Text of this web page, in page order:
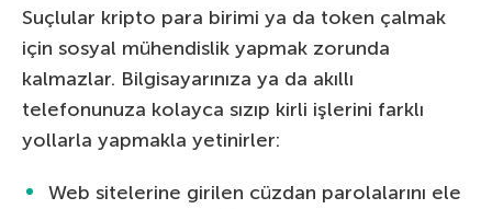
Suçlular kripto para birimi ya da token çalmak
için sosyal mühendislik yapmak zorunda
kalmazlar. Bilgisayarınıza ya da akıllı
telefonunuza kolayca sızıp kirli işlerini farklı
yollarla yapmakla yetinirler:
Web sitelerine girilen cüzdan parolalarını ele